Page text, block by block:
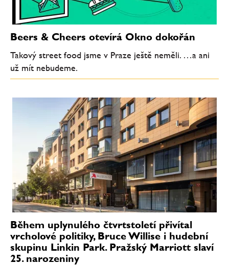
Beers & Cheers otevírá Okno dokořán
Takový street food jsme v Praze ještě neměli. …a ani
už mít nebudeme.
Během uplynulého čtvrtstoletí přivítal
vrcholové politiky, Bruce Willise i hudební
skupinu Linkin Park. Pražský Marriott slaví
25. narozeniny